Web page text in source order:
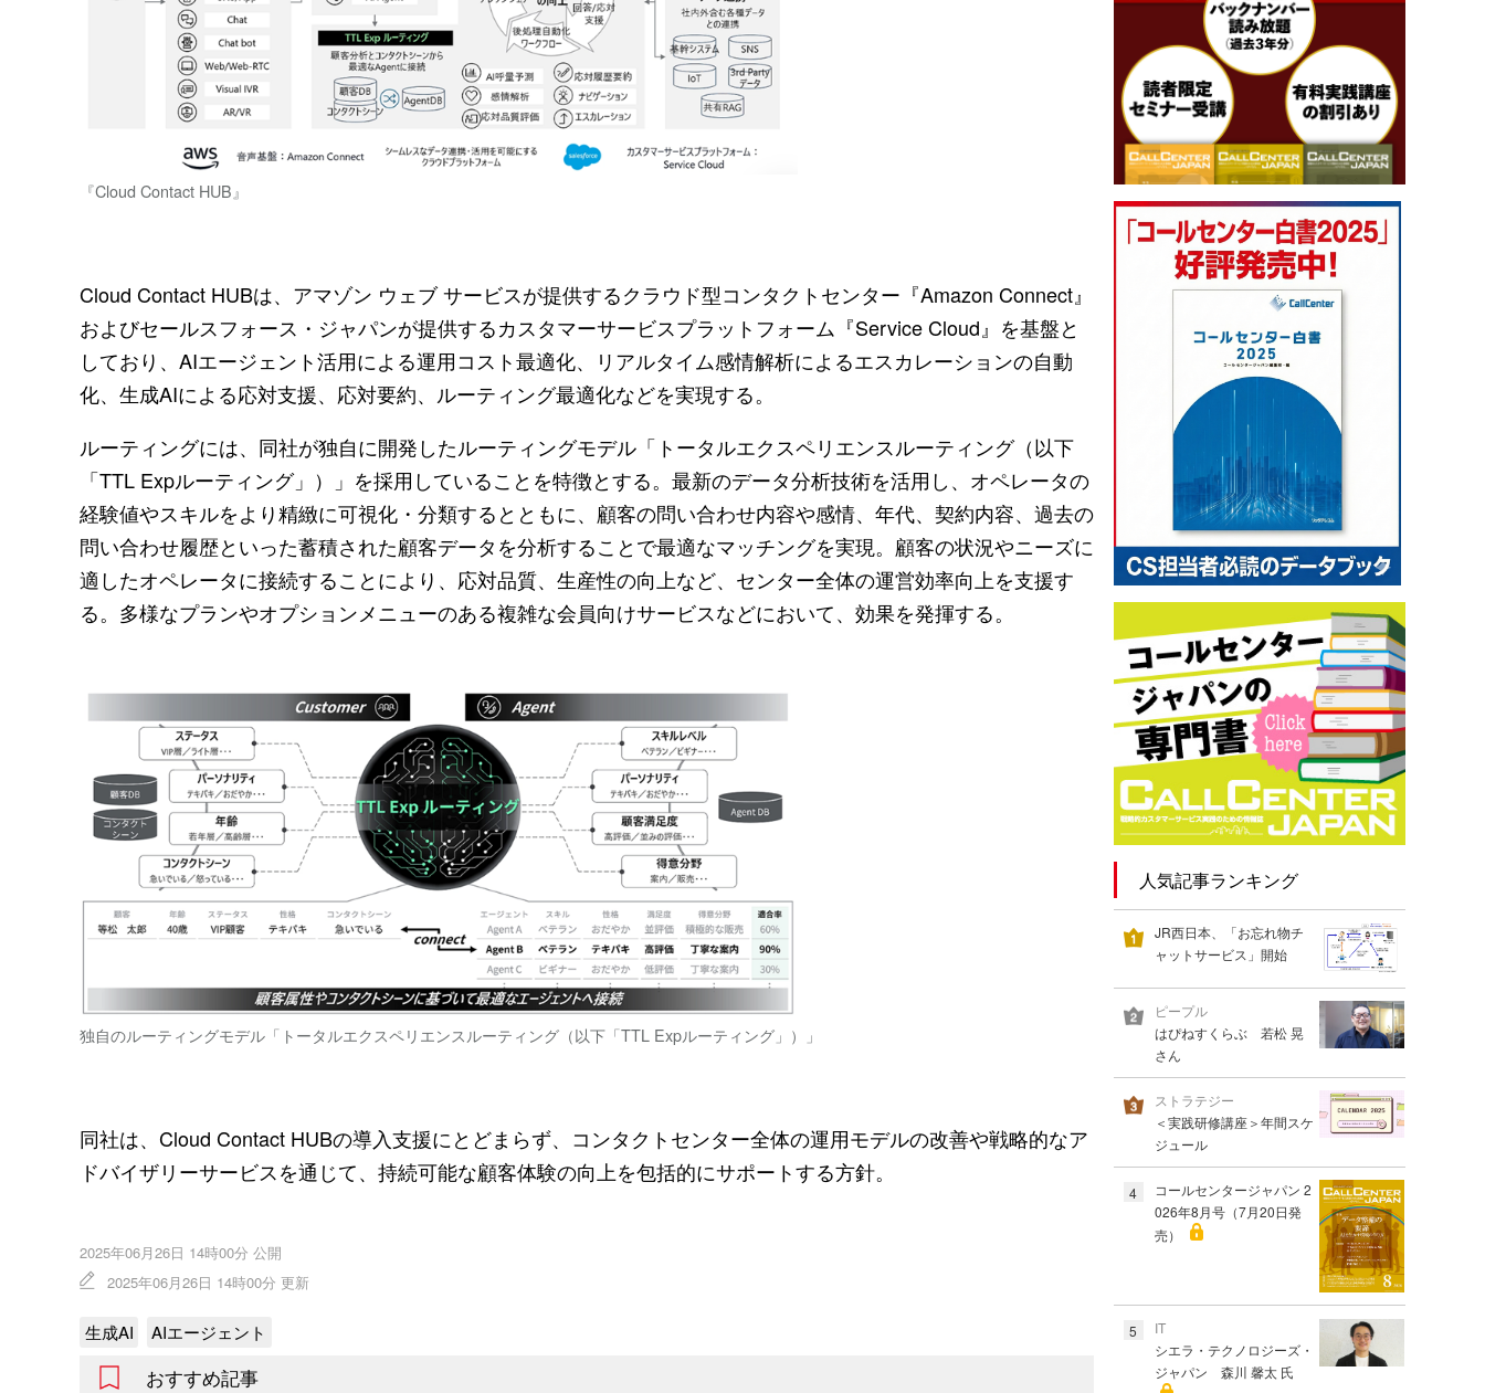
『Cloud Contact HUB』
Cloud Contact HUBは、アマゾン ウェブ サービスが提供するクラウド型コンタクトセンター『Amazon Connect』
およびセールスフォース・ジャパンが提供するカスタマーサービスプラットフォーム『Service Cloud』を基盤と
しており、AIエージェント活用による運用コスト最適化、リアルタイム感情解析によるエスカレーションの自動
化、生成AIによる応対支援、応対要約、ルーティング最適化などを実現する。
ルーティングには、同社が独自に開発したルーティングモデル「トータルエクスペリエンスルーティング（以下
「TTL Expルーティング」）」を採用していることを特徴とする。最新のデータ分析技術を活用し、オペレータの
経験値やスキルをより精緻に可視化・分類するとともに、顧客の問い合わせ内容や感情、年代、契約内容、過去の
問い合わせ履歴といった蓄積された顧客データを分析することで最適なマッチングを実現。顧客の状況やニーズに
適したオペレータに接続することにより、応対品質、生産性の向上など、センター全体の運営効率向上を支援す
る。多様なプランやオプションメニューのある複雑な会員向けサービスなどにおいて、効果を発揮する。
独自のルーティングモデル「トータルエクスペリエンスルーティング（以下「TTL Expルーティング」）」
同社は、Cloud Contact HUBの導入支援にとどまらず、コンタクトセンター全体の運用モデルの改善や戦略的なア
ドバイザリーサービスを通じて、持続可能な顧客体験の向上を包括的にサポートする方針。
2025年06月26日 14時00分 公開
2025年06月26日 14時00分 更新
生成AI AIエージェント
おすすめ記事
人気記事ランキング
JR西日本、「お忘れ物チ
ャットサービス」開始
ピープル
はぴねすくらぶ 若松 晃
さん
ストラテジー
＜実践研修講座＞年間スケ
ジュール
4
コールセンタージャパン 2
026年8月号（7月20日発
売）
5
IT
シエラ・テクノロジーズ・
ジャパン 森川 馨太 氏